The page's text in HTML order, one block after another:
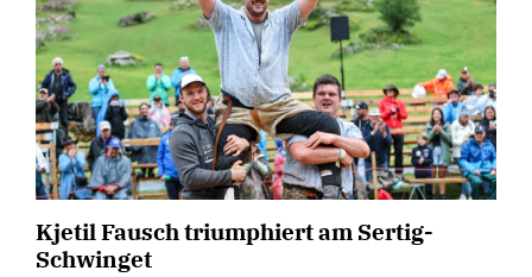
Kjetil Fausch triumphiert am Sertig-
Schwinget